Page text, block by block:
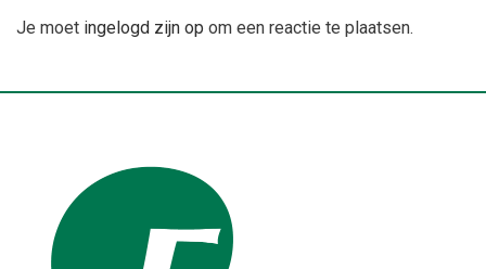
Je moet ingelogd zijn op om een reactie te plaatsen.